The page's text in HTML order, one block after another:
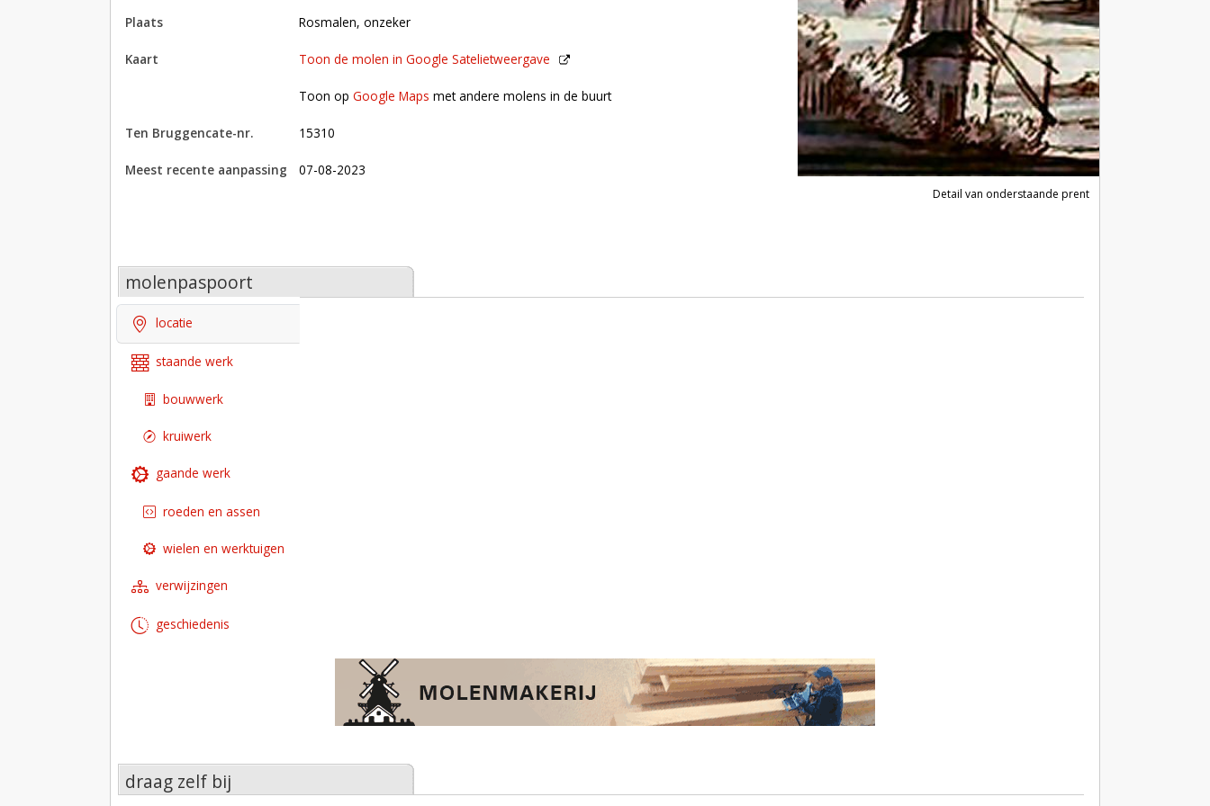
plaats Rosmalen, onzeker
kaart Toon de molen in Google Satelietweergave
Toon op Google Maps met andere molens in de buurt
Toon op Google Maps met andere molens in de buurt
Ten Bruggencate-nr. 15310
Meest recente aanpassing 07-08-2023
Detail van onderstaande prent
molenpaspoort
locatie
staande werk
bouwwerk
kruiwerk
gaande werk
roeden en assen
wielen en werktuigen
verwijzingen
geschiedenis
draag zelf bij